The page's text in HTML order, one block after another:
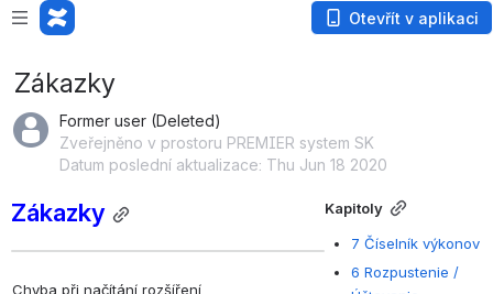
Otevřít v aplikaci
Zákazky
Former user (Deleted)
Zveřejněno v prostoru PREMIER system SK
Datum poslední aktualizace: Thu Jun 18 2020
Zákazky
Chyba při načítání rozšíření
Kapitoly
7 Číselník výkonov
6 Rozpustenie /